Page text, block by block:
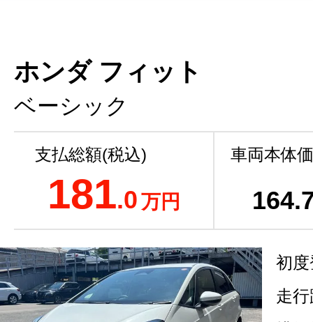
ホンダ フィット
ベーシック
支払総額(税込)
181.0万円
車両本体
164
初
走